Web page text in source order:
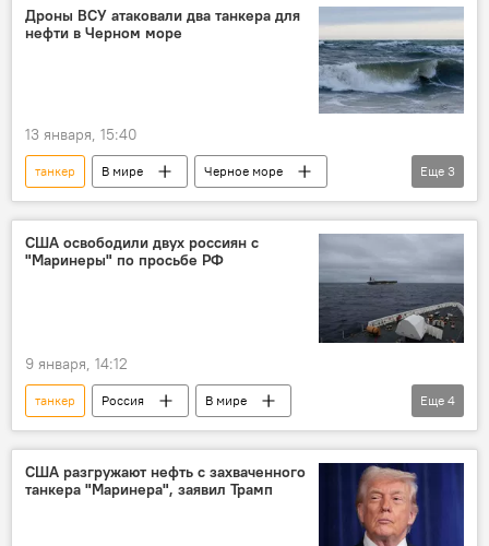
Россия
Дроны ВСУ атаковали два танкера для
нефти в Черном море
13 января, 15:40
танкер В мире
Черное море
ВСУ
Украина
дрон
Казахстан
Еще 3
США освободили двух россиян с
"Маринеры" по просьбе РФ
9 января, 14:12
танкер Россия
В мире
Мария Захарова
МИД РФ
США
торговля
Еще 4
США разгружают нефть с захваченного
танкера "Маринера", заявил Трамп